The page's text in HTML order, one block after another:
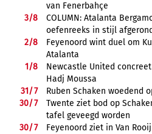
van Fenerbahçe
3/8
COLUMN: Atalanta
oefenreeks in stijl afgerond
2/8
Feyenoord wint duel om
Atalanta
1/8
Newcastle United
Hadj Moussa
31/7
Ruben Schaken woedend
30/7
Twente ziet bod op
tafel geveegd worden
30/7
Feyenoord ziet in Van